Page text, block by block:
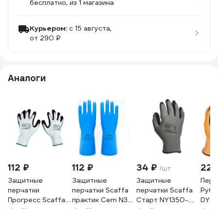
бесплатно, из 1 магазина
Курьером: c 15 августа,
от 290 ₽
Аналоги
112 ₽
Защитные
перчатки
Прогресс Scaffa
112 ₽
Защитные
перчатки Scaffa
практик Cem N38
34 ₽ /шт
Защитные
перчатки Scaffa
Старт NY1350-